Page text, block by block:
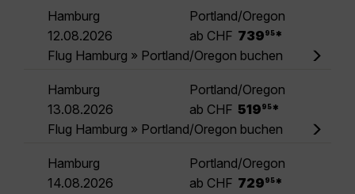
Hamburg
Portland/Oregon
12.08.2026
ab CHF 739 95 *
Flug Hamburg » Portland/Oregon buchen
Hamburg
Portland/Oregon
13.08.2026
ab CHF 519 95 *
Flug Hamburg » Portland/Oregon buchen
Hamburg
Portland/Oregon
14.08.2026
ab CHF 729 95 *